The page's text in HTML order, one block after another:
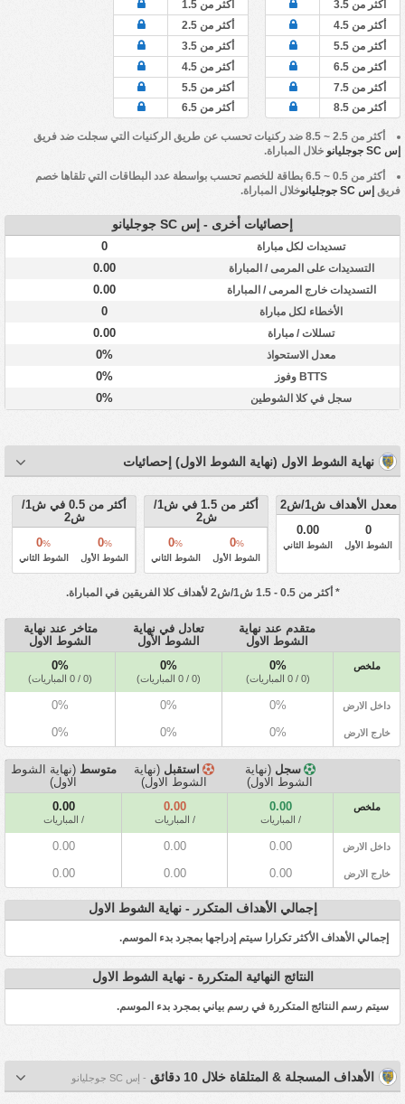
أكثر من 3.5
أكثر من 4.5
أكثر من 5.5
أكثر من 6.5
أكثر من 7.5
أكثر من 8.5
أكثر من 1.5
أكثر من 2.5
أكثر من 3.5
أكثر من 4.5
أكثر من 5.5
أكثر من 6.5
أكثر من 2.5 ~ 8.5 ضد ركنيات تحسب عن طريق الركنيات التي سجلت ضد فريق
إس SC جوجليانو
خلال المباراة.
أكثر من 0.5 ~ 6.5 بطاقة للخصم تحسب بواسطة عدد البطاقات التي تلقاها خصم
فريق إس SC جوجليانو خلال المباراة.
إحصائيات أخرى - إس SC جوجليانو
تسديدات لكل مباراة 0
التسديدات على المرمى / المباراة 0.00
التسديدات خارج المرمى / المباراة 0.00
الأخطاء لكل مباراة 0
تسللات / مباراة 0.00
معدل الاستحواذ 0%
BTTS وفوز 0%
سجل في كلا الشوطين 0%
نهاية الشوط الاول (نهاية الشوط الاول) إحصائيات
معدل الأهداف ش1/ش2
0
الشوط الأول
0.00
الشوط الثاني
أكثر من 1.5 في ش1/
ش2
0%
الشوط الأول
0%
الشوط الثاني
أكثر من 0.5 في ش1/
ش2
0%
الشوط الأول
0%
الشوط الثاني
* أكثر من 0.5 - 1.5 ش1/ش2 لأهداف كلا الفريقين في المباراة.
متقدم عند نهاية
الشوط الاول
تعادل في نهاية
الشوط الأول
متاخر عند نهاية
الشوط الاول
ملخص 0%
(0 / 0 المباريات)
0%
(0 / 0 المباريات)
0%
(0 / 0 المباريات)
داخل الارض 0%
0%
0%
خارج الارض 0%
0%
0%
سجل (نهاية
الشوط الاول)
استقبل (نهاية
الشوط الاول)
متوسط (نهاية الشوط
الاول)
ملخص 0.00
/ المباريات
0.00
/ المباريات
0.00
/ المباريات
داخل الارض 0.00
0.00
0.00
خارج الارض 0.00
0.00
0.00
إجمالي الأهداف المتكرر - نهاية الشوط الاول
إجمالي الأهداف الأكثر تكرارا سيتم إدراجها بمجرد بدء الموسم.
النتائج النهائية المتكررة - نهاية الشوط الاول
سيتم رسم النتائج المتكررة في رسم بياني بمجرد بدء الموسم.
الأهداف المسجلة & المتلقاة خلال 10 دقائق - إس SC جوجليانو